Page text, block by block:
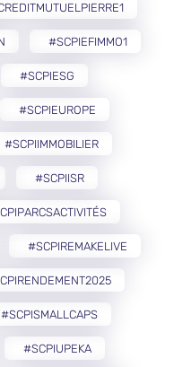
#SCPIEFIMMO1
#SCPIESG
#SCPIEUROPE
#SCPIIMMOBILIER
#SCPIISR
#SCPIREMAKELIVE
#SCPISMALLCAPS
#SCPIUPEKA